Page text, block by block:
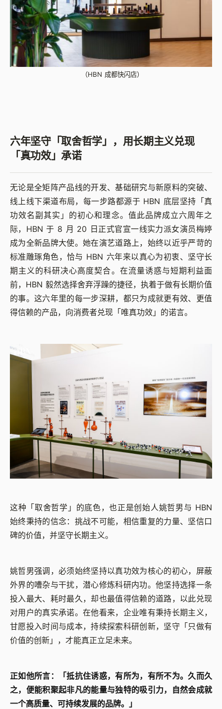
（HBN 成都快闪店）
六年坚守「取舍哲学」，用长期主义兑现
「真功效」承诺
无论是全矩阵产品线的开发、基础研究与新原料的突破、
线上线下渠道布局，每一步路都源于 HBN 底层坚持「真
功效名副其实」的初心和理念。值此品牌成立六周年之
际，HBN 于 8 月 20 日正式官宣一线实力派女演员梅婷
成为全新品牌大使。她在演艺道路上，始终以近乎严苛的
标准雕琢角色，恰与 HBN 六年来以真心为初衷、坚守长
期主义的科研决心高度契合。在流量诱惑与短期利益面
前，HBN 毅然选择舍弃浮躁的捷径，执着于做有长期价值
的事。这六年里的每一步深耕，都只为成就更有效、更值
得信赖的产品，向消费者兑现「唯真功效」的诺言。
这种「取舍哲学」的底色，也正是创始人姚哲男与 HBN
始终秉持的信念：挑战不可能，相信重复的力量、坚信口
碑的价值，并坚守长期主义。
姚哲男强调，必须始终坚持以真功效为核心的初心，屏蔽
外界的嘈杂与干扰，潜心修炼科研内功。他坚持选择一条
投入最大、耗时最久，却也最值得信赖的道路，以此兑现
对用户的真实承诺。在他看来，企业唯有秉持长期主义，
甘愿投入时间与成本，持续探索科研创新，坚守「只做有
价值的创新」，才能真正立足未来。
正如他所言：「抵抗住诱惑，有所为，有所不为。久而久
之，便能积聚起非凡的能量与独特的吸引力，自然会成就
一个高质量、可持续发展的品牌。」